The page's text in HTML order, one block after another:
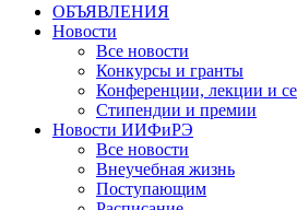
ОБЪЯВЛЕНИЯ
Новости
Все новости
Конкурсы и гранты
Конференции, лекции и
Стипендии и премии
Новости ИИФиРЭ
Все новости
Внеучебная жизнь
Поступающим